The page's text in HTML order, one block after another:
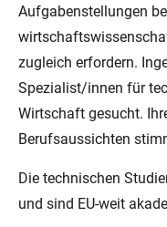
Aufgabenstellungen
zugleich erfordern.
Spezialist/innen für
Wirtschaft gesucht.
Berufsaussichten
Die technischen
und sind EU-weit